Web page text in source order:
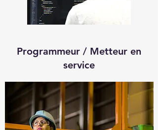
Programmeur / Metteur en
service